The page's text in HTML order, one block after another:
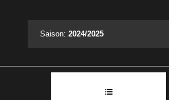
Saison: 2024/2025